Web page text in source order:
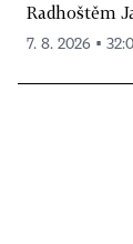
Radhoštěm
7. 8. 2026 ▪